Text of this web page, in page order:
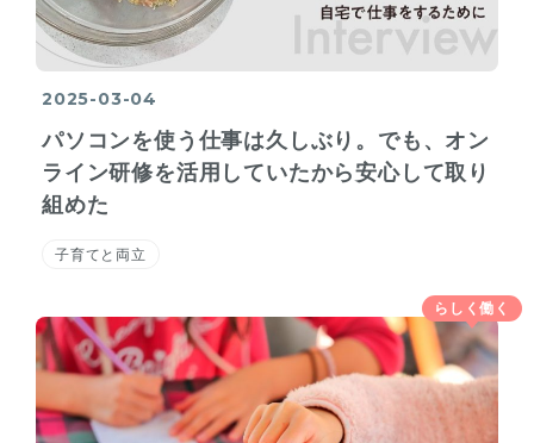
2025-03-04
パソコンを使う仕事は久しぶり。でも、オン
ライン研修を活用していたから安心して取り
組めた
子育てと両立
らしく働く